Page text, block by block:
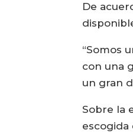
De
“Somos
con una
un gran
Sobre la
escogida